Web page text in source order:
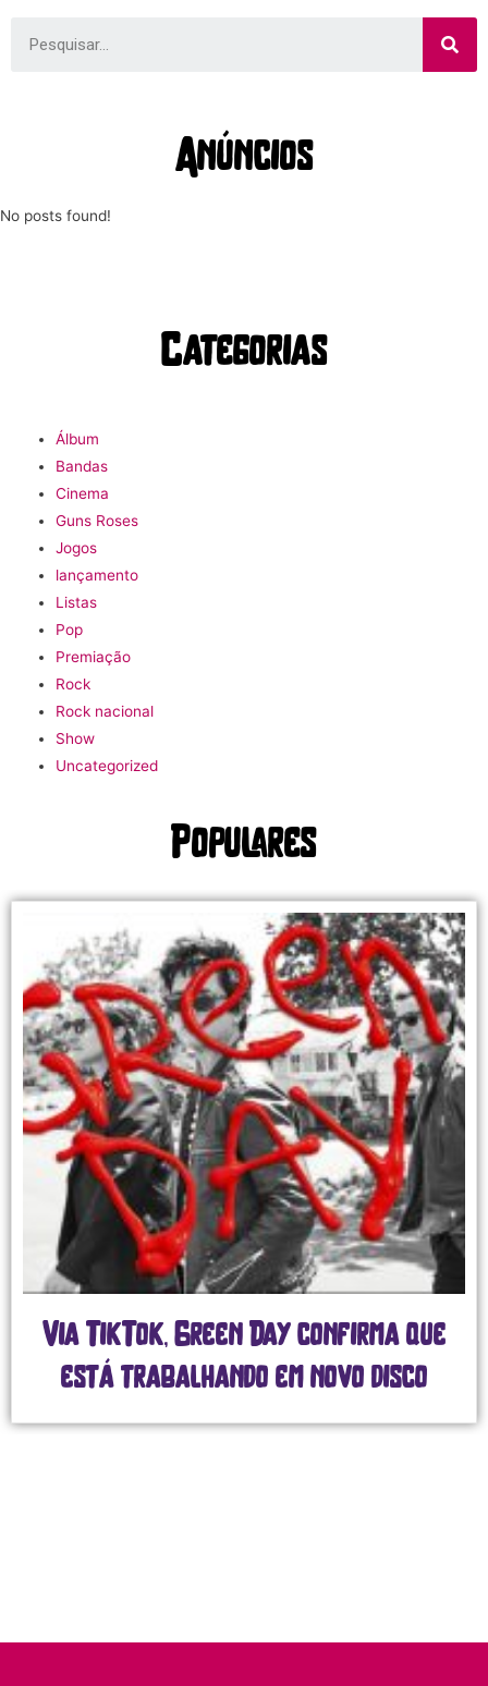
Anúncios
No posts found!
Categorias
Álbum
Bandas
Cinema
Guns Roses
Jogos
lançamento
Listas
Pop
Premiação
Rock
Rock nacional
Show
Uncategorized
Populares
Via TikTok, Green Day confirma que
está trabalhando em novo disco